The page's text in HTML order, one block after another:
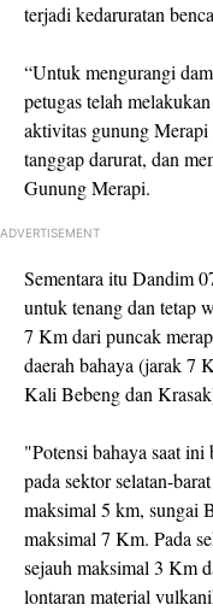
terjadi kedaruratan
“Untuk mengurangi
petugas telah
aktivitas gunung
tanggap darurat, dan
Gunung Merapi.
ADVERTISEMENT
Sementara itu Dandim
untuk tenang dan tetap
7 Km dari puncak
daerah bahaya (jarak 7
Kali Bebeng dan
"Potensi bahaya saat
pada sektor selatan-
maksimal 5 km, sungai
maksimal 7 Km. Pada
sejauh maksimal 3 Km
lontaran material